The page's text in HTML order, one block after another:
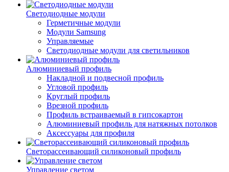
Светодиодные модули
Герметичные модули
Модули Samsung
Управляемые
Светодиодные модули для светильников
Алюминиевый профиль
Накладной и подвесной профиль
Угловой профиль
Круглый профиль
Врезной профиль
Профиль встраиваемый в гипсокартон
Алюминиевый профиль для натяжных потолков
Аксессуары для профиля
Светорассеивающий силиконовый профиль
Управление светом